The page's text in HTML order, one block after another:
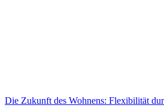
Die Zukunft des Wohnens: Flexibilität